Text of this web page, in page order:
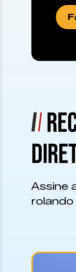
Assine
rolando